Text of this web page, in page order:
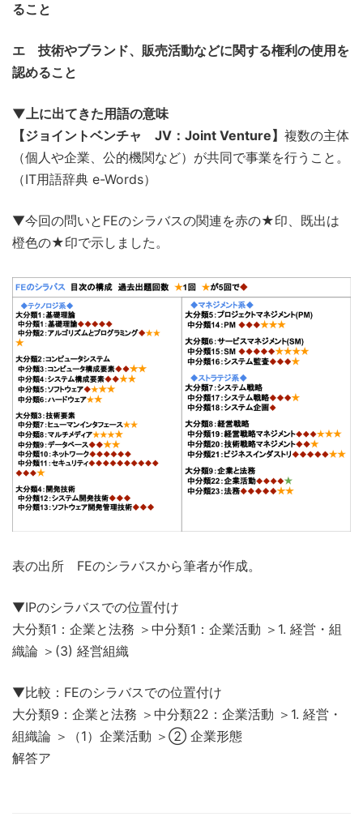
ること
エ 技術やブランド、販売活動などに関する権利の使用を
認めること
▼上に出てきた用語の意味
【ジョイントベンチャ JV：Joint Venture】 複数の主体
（個人や企業、公的機関など）が共同で事業を行うこと。
（IT用語辞典 e-Words）
▼今回の問いとFEのシラバスの関連を赤の★印、既出は
橙色の★印で示しました。
表の出所 FEのシラバスから筆者が作成。
▼IPのシラバスでの位置付け
大分類1：企業と法務 ＞中分類1：企業活動 ＞1. 経営・組
織論 ＞(3) 経営組織
▼比較：FEのシラバスでの位置付け
大分類9：企業と法務 ＞中分類22：企業活動 ＞1. 経営・
組織論 ＞（1）企業活動 ＞② 企業形態
解答ア